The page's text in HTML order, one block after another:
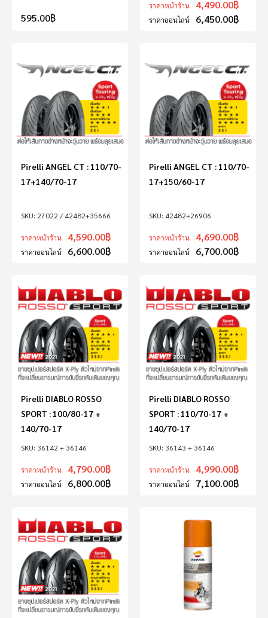
595.00฿
ราคาหน้าร้าน 4,490.00฿
ราคาออนไลน์ 6,450.00฿
27022 / 42482+35666
Pirelli ANGEL CT : 110/70-
17+140/70-17
ราคาหน้าร้าน 4,590.00฿
ราคาออนไลน์ 6,600.00฿
42482+26906
Pirelli ANGEL CT : 110/70-
17+150/60-17
ราคาหน้าร้าน 4,690.00฿
ราคาออนไลน์ 6,700.00฿
36142 + 36146
Pirelli DIABLO ROSSO
SPORT : 100/80-17 +
140/70-17
ราคาหน้าร้าน 4,790.00฿
ราคาออนไลน์ 6,800.00฿
36143 + 36146
Pirelli DIABLO ROSSO
SPORT : 110/70-17 +
140/70-17
ราคาหน้าร้าน 4,990.00฿
ราคาออนไลน์ 7,100.00฿